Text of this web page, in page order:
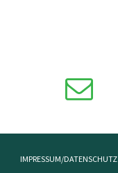
ÜBERSPRINGEN
IMPRESSUM/DATENSCHUTZ